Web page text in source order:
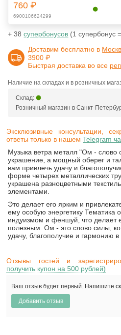
760 ₽
6900106624299
+ 38супербонусов (1 супербонус
Доставим бесплатно в
3900 ₽
Быстрая доставка во все
Наличие на складах и в розничных
Склад:
Розничный магазин в Санкт-
Эксклюзивные консультации,
ответы только в нашемTelegram
Музыка ветра металл "Ом - слово
украшение, а мощный оберег и
вам привлечь удачу и
форме четырех металлических
украшена разноцветными
элементами.
Это делает его ярким и
ему особую энергетику Тематика
индуизмом и феншуй, что делает
полезным. Ом - это слово силы,
удачу, благополучие и гармонию в
Отзывы гостей и
получить купон на 500 рублей)
Ваш отзыв будет первый. Напишите